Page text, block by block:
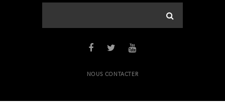
NOUS CONTACTER